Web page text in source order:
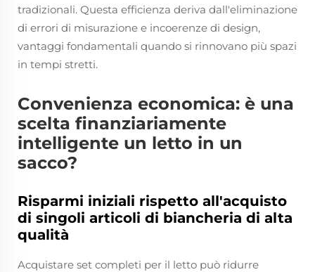
tradizionali. Questa efficienza deriva dall'eliminazione
di errori di misurazione e incoerenze di design,
vantaggi fondamentali quando si rinnovano più spazi
in tempi stretti.
Convenienza economica: è una
scelta finanziariamente
intelligente un letto in un
sacco?
Risparmi iniziali rispetto all'acquisto
di singoli articoli di biancheria di alta
qualità
Acquistare set completi per il letto può ridurre